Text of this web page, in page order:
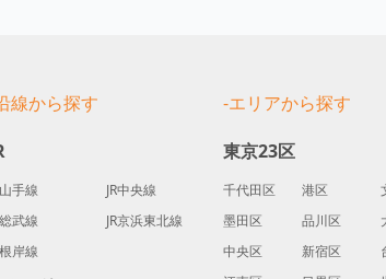
線から探す
山手線
JR中央線
総武線
JR京浜東北線
根岸線
-エリアから探す
東京23区
千代田区 港区
墨田区
品川区
中央区
新宿区